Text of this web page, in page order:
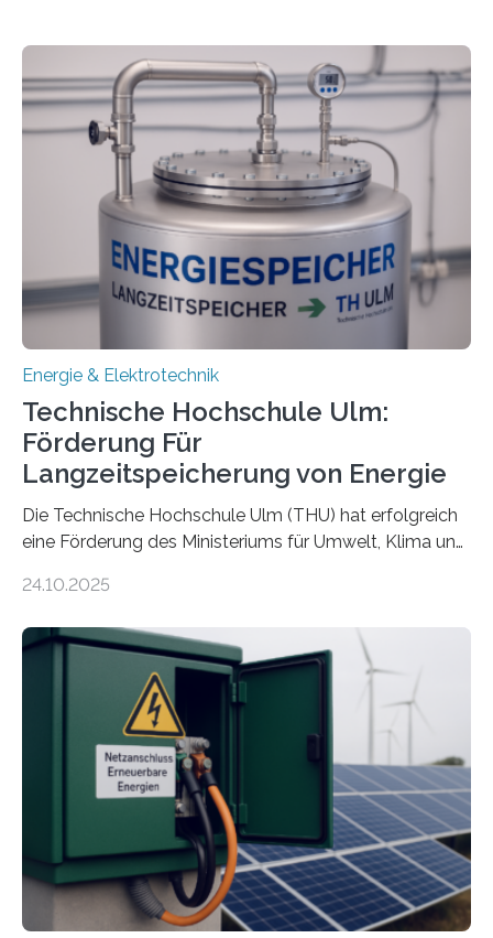
Energie & Elektrotechnik
Technische Hochschule Ulm:
Förderung Für
Langzeitspeicherung von Energie
Die Technische Hochschule Ulm (THU) hat erfolgreich
eine Förderung des Ministeriums für Umwelt, Klima und
Forschungsprojekt „LAGER – Langzeitspeicherung in
Quartieren“ eingeworben. Ziel des Projekts ist die
Entwicklung, Erprobung und Demonstration von
Konzepten zur langfristigen Energiespeicherung in
sektorübergreifend vernetzten Energiesystemen. Das
Projekt startete am 15. Oktober 2025, hat eine Laufzeit
von drei Jahren und ein Gesamtvolumen von rund 2,9
Millionen Euro, wovon 2,6 Millionen Euro durch das
Ministerium für Umwelt, Klima und…
24.10.2025